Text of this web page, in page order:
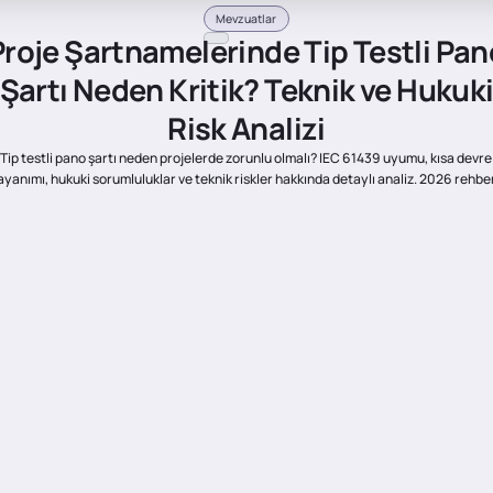
Mevzuatlar
Şartnamelerinde Tip Testli
Şartı Neden Kritik? Teknik ve Hukuki
Risk Analizi
Tip testli pano şartı neden projelerde zorunlu olmalı? IEC 61439 uyumu, kısa devre
hukuki sorumluluklar ve teknik riskler hakkında detaylı analiz. 2026